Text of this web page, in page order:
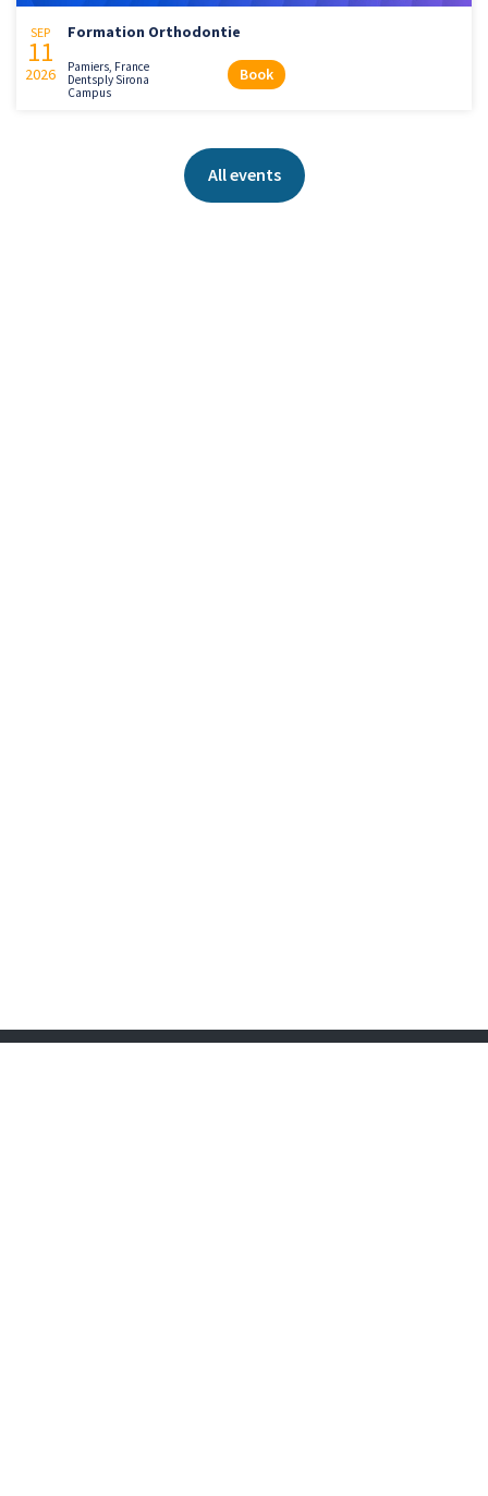
SEP
11
2026
Formation Orthodontie
Pamiers, France
Dentsply Sirona
Campus
Book
All events